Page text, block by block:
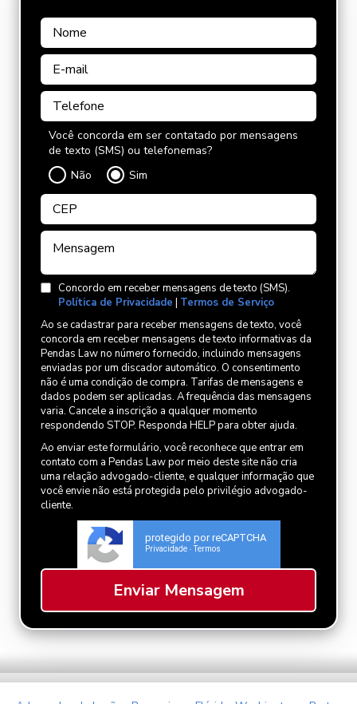
Você concorda em ser contatado por mensagens
de texto (SMS) ou telefonemas?
Não
Sim
Concordo em receber mensagens de texto (SMS).
Política de Privacidade | Termos de Serviço
Ao se cadastrar para receber mensagens de texto, você
concorda em receber mensagens de texto informativas da
Pendas Law no número fornecido, incluindo mensagens
enviadas por um discador automático. O consentimento
não é uma condição de compra. Tarifas de mensagens e
dados podem ser aplicadas. A frequência das mensagens
varia. Cancele a inscrição a qualquer momento
respondendo STOP. Responda HELP para obter ajuda.
Ao enviar este formulário, você reconhece que entrar em
contato com a Pendas Law por meio deste site não cria
uma relação advogado-cliente, e qualquer informação que
você envie não está protegida pelo privilégio advogado-
cliente.
protegido por reCAPTCHA
Privacidade - Termos